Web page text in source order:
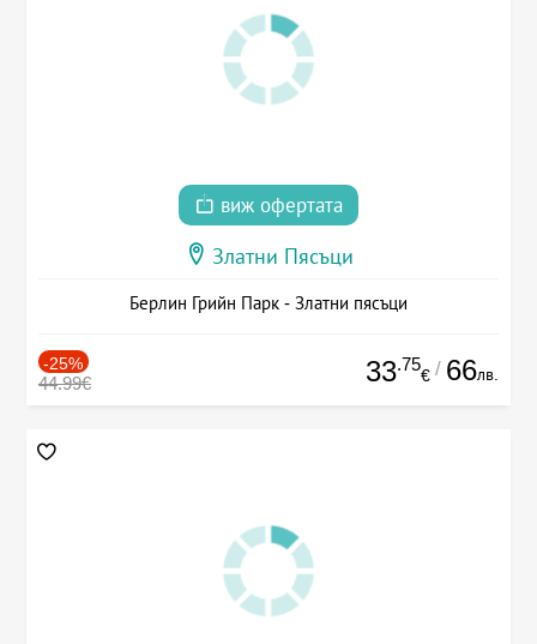
виж офертата
Златни Пясъци
Берлин Грийн Парк - Златни пясъци
-25%
44.99€ 33.75
€ / 66лв.